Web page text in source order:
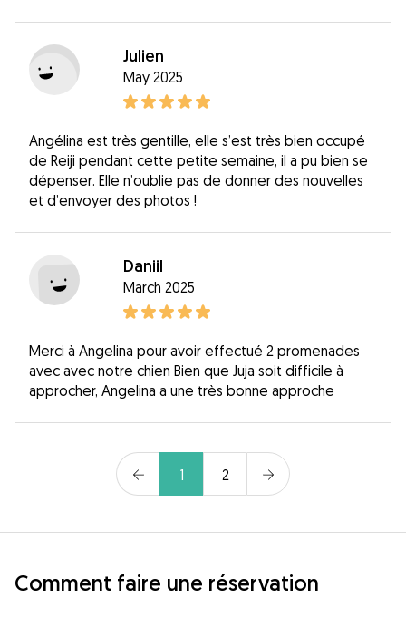
Julien
May 2025
Angélina est très gentille, elle s’est très bien occupé
de Reiji pendant cette petite semaine, il a pu bien se
dépenser. Elle n’oublie pas de donner des nouvelles
et d’envoyer des photos !
Daniil
March 2025
Merci à Angelina pour avoir effectué 2 promenades
avec avec notre chien Bien que Juja soit difficile à
approcher, Angelina a une très bonne approche
1 2
Comment faire une réservation